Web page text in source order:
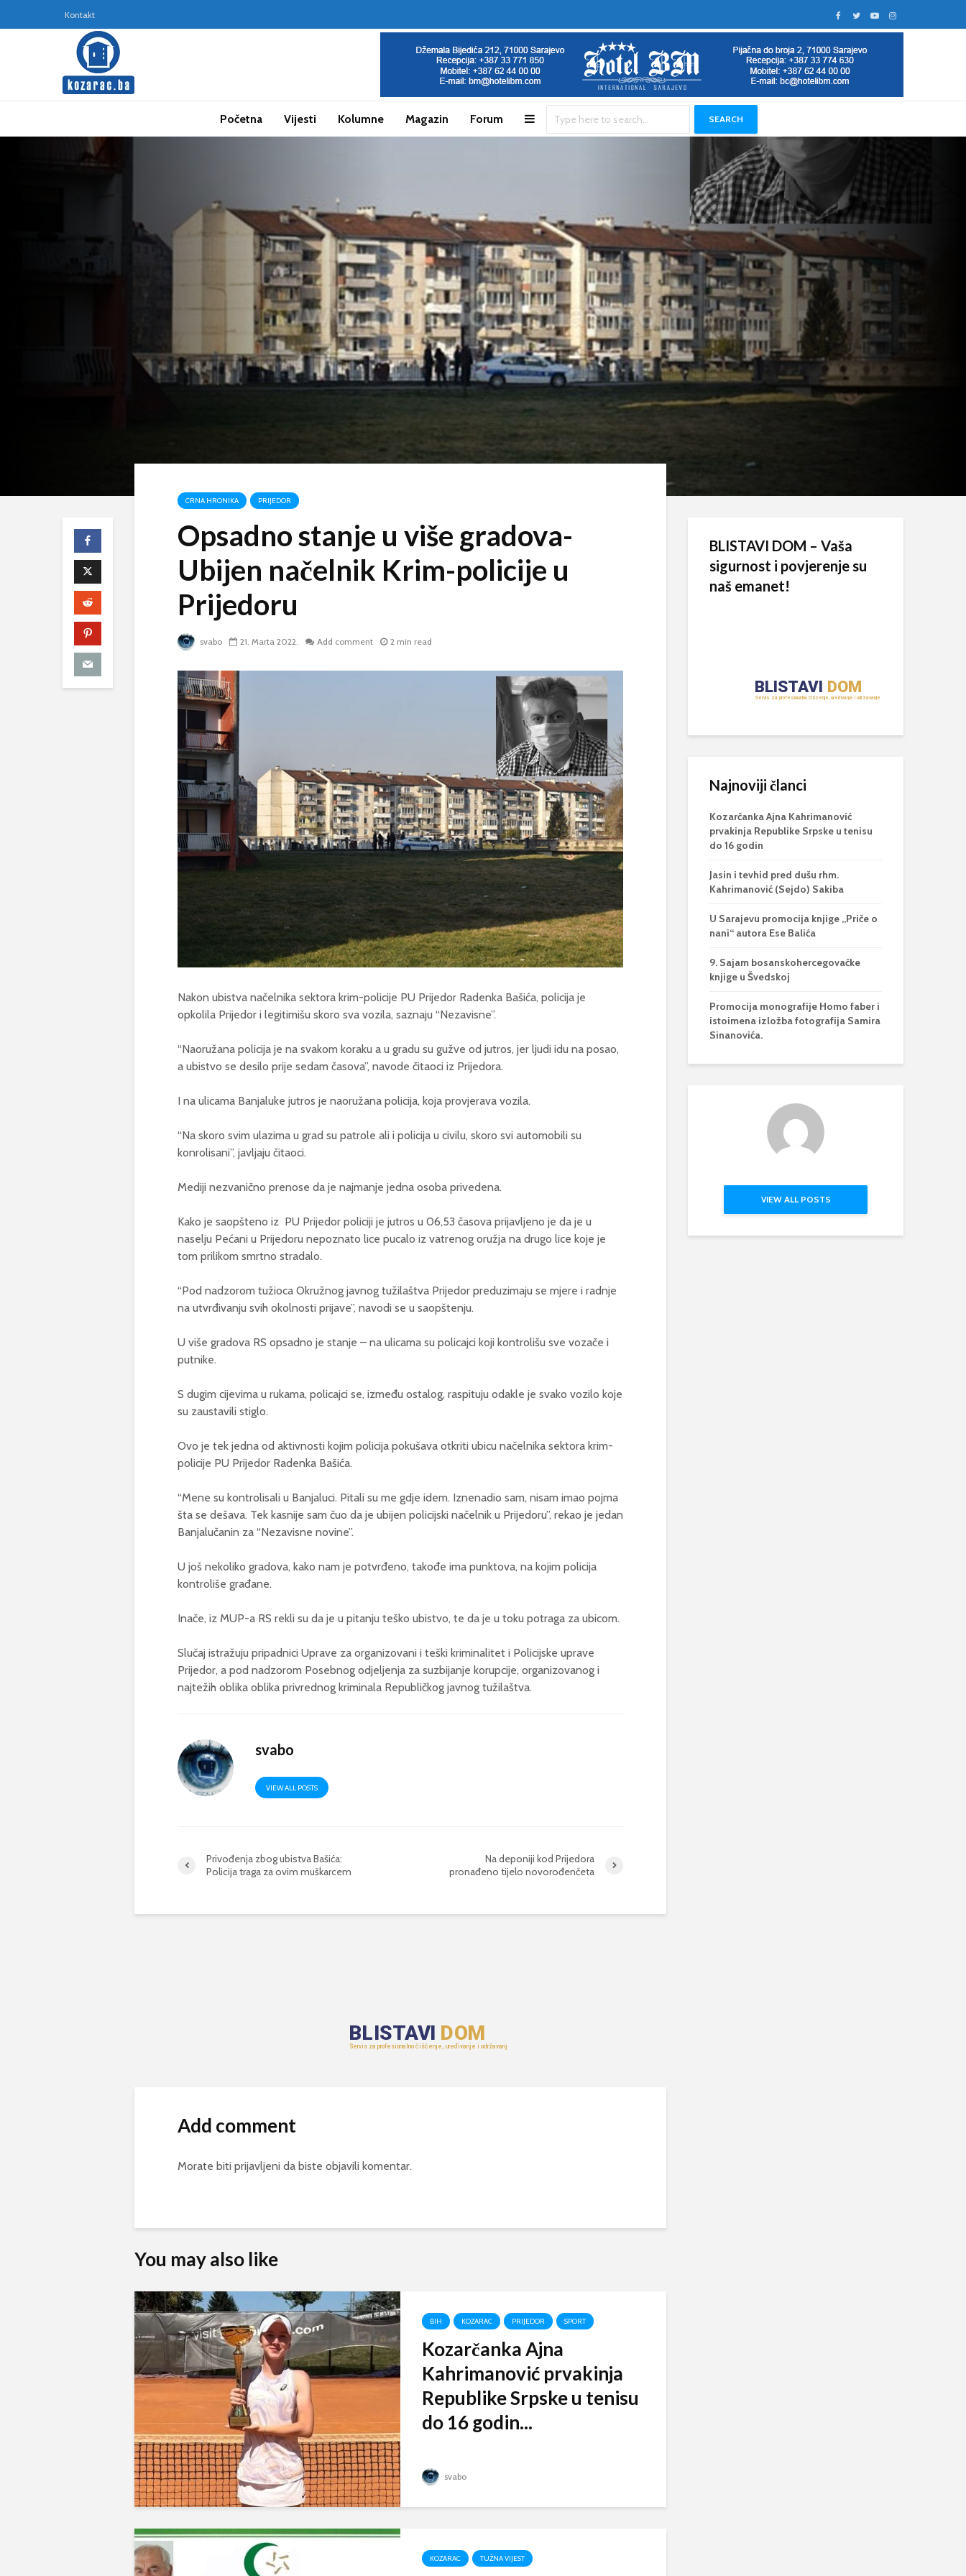
Kontakt
Početna Vijesti Kolumne Magazin Forum SEARCH
CRNA HRONIKA PRIJEDOR
Opsadno stanje u više gradova-
Ubijen načelnik Krim-policije u
Prijedoru
svabo 21. Marta 2022. Add comment 2 min read
Nakon ubistva načelnika sektora krim-policije PU Prijedor Radenka Bašića, policija je
opkolila Prijedor i legitimišu skoro sva vozila, saznaju “Nezavisne”.
“Naoružana policija je na svakom koraku a u gradu su gužve od jutros, jer ljudi idu na posao,
a ubistvo se desilo prije sedam časova”, navode čitaoci iz Prijedora.
I na ulicama Banjaluke jutros je naoružana policija, koja provjerava vozila.
“Na skoro svim ulazima u grad su patrole ali i policija u civilu, skoro svi automobili su
konrolisani”, javljaju čitaoci.
Mediji nezvanično prenose da je najmanje jedna osoba privedena.
Kako je saopšteno iz PU Prijedor policiji je jutros u 06,53 časova prijavljeno je da je u
naselju Pećani u Prijedoru nepoznato lice pucalo iz vatrenog oružja na drugo lice koje je
tom prilikom smrtno stradalo.
“Pod nadzorom tužioca Okružnog javnog tužilaštva Prijedor preduzimaju se mjere i radnje
na utvrđivanju svih okolnosti prijave”, navodi se u saopštenju.
U više gradova RS opsadno je stanje – na ulicama su policajci koji kontrolišu sve vozače i
putnike.
S dugim cijevima u rukama, policajci se, između ostalog, raspituju odakle je svako vozilo koje
su zaustavili stiglo.
Ovo je tek jedna od aktivnosti kojim policija pokušava otkriti ubicu načelnika sektora krim-
policije PU Prijedor Radenka Bašića.
“Mene su kontrolisali u Banjaluci. Pitali su me gdje idem. Iznenadio sam, nisam imao pojma
šta se dešava. Tek kasnije sam čuo da je ubijen policijski načelnik u Prijedoru”, rekao je jedan
Banjalučanin za “Nezavisne novine”.
U još nekoliko gradova, kako nam je potvrđeno, takođe ima punktova, na kojim policija
kontroliše građane.
Inače, iz MUP-a RS rekli su da je u pitanju teško ubistvo, te da je u toku potraga za ubicom.
Slučaj istražuju pripadnici Uprave za organizovani i teški kriminalitet i Policijske uprave
Prijedor, a pod nadzorom Posebnog odjeljenja za suzbijanje korupcije, organizovanog i
najtežih oblika oblika privrednog kriminala Republičkog javnog tužilaštva.
svabo
VIEW ALL POSTS
Privođenja zbog ubistva Bašića:
Policija traga za ovim muškarcem
Na deponiji kod Prijedora
pronađeno tijelo novorođenčeta
Add comment
Morate biti prijavljeni da biste objavili komentar.
You may also like
BIH KOZARAC PRIJEDOR SPORT
Kozarčanka Ajna
Kahrimanović prvakinja
Republike Srpske u tenisu
do 16 godin...
svabo
KOZARAC TUŽNA VIJEST
BLISTAVI DOM – Vaša
sigurnost i povjerenje su
naš emanet!
Najnoviji članci
Kozarčanka Ajna Kahrimanović
prvakinja Republike Srpske u tenisu
do 16 godin
Jasin i tevhid pred dušu rhm.
Kahrimanović (Sejdo) Sakiba
U Sarajevu promocija knjige „Priče o
nani“ autora Ese Balića
9. Sajam bosanskohercegovačke
knjige u Švedskoj
Promocija monografije Homo faber i
istoimena izložba fotografija Samira
Sinanovića.
VIEW ALL POSTS